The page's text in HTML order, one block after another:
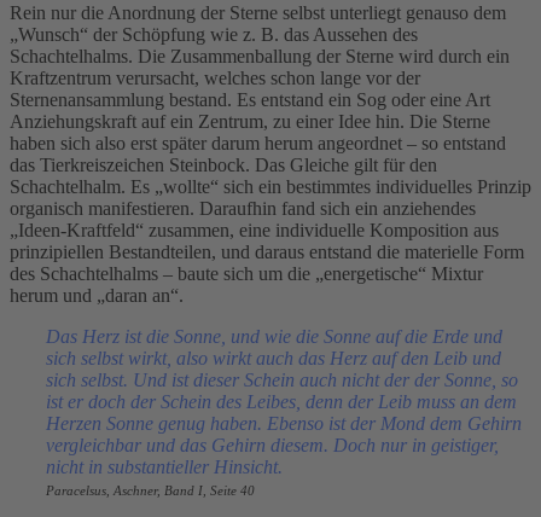
Rein nur die Anordnung der Sterne selbst unterliegt genauso dem
„Wunsch“ der Schöpfung wie z. B. das Aussehen des
Schachtelhalms. Die Zusammenballung der Sterne wird durch ein
Kraftzentrum verursacht, welches schon lange vor der
Sternenansammlung bestand. Es entstand ein Sog oder eine Art
Anziehungskraft auf ein Zentrum, zu einer Idee hin. Die Sterne
haben sich also erst später darum herum angeordnet – so entstand
das Tierkreiszeichen Steinbock. Das Gleiche gilt für den
Schachtelhalm. Es „wollte“ sich ein bestimmtes individuelles Prinzip
organisch manifestieren. Daraufhin fand sich ein anziehendes
„Ideen-Kraftfeld“ zusammen, eine individuelle Komposition aus
prinzipiellen Bestandteilen, und daraus entstand die materielle Form
des Schachtelhalms – baute sich um die „energetische“ Mixtur
herum und „daran an“.
Das Herz ist die Sonne, und wie die Sonne auf die Erde und
sich selbst wirkt, also wirkt auch das Herz auf den Leib und
sich selbst. Und ist dieser Schein auch nicht der der Sonne, so
ist er doch der Schein des Leibes, denn der Leib muss an dem
Herzen Sonne genug haben. Ebenso ist der Mond dem Gehirn
vergleichbar und das Gehirn diesem. Doch nur in geistiger,
nicht in substantieller Hinsicht.
Paracelsus, Aschner, Band I, Seite 40